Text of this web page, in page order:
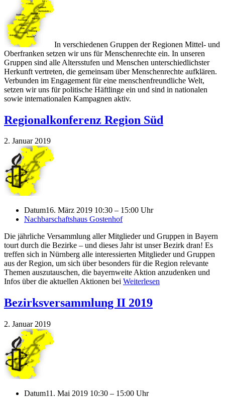
In verschiedenen Gruppen der Regionen Mittel- und
Oberfranken setzen wir uns für Menschenrechte ein. In unseren
Gruppen sind alle Altersstufen und Menschen unterschiedlichster
Herkunft vertreten, die gemeinsam über Menschenrechte aufklären.
Verbunden im Engagement für eine menschenfreundliche Welt,
setzen wir uns für politische Häftlinge ein und sind in nationalen
sowie internationalen Kampagnen aktiv.
Regionalkonferenz Region Süd
2. Januar 2019
Datum16. März 2019 10:30 – 15:00 Uhr
Nachbarschaftshaus Gostenhof
Die jährliche Versammlung aller Mitglieder und Gruppen in Bayern
tourt durch die Bezirke – und dieses Jahr ist unser Bezirk dran! Es
treffen sich in Nürnberg alle interessierten Mitglieder und Gruppen
aus der Region, um sich über besonders für die Region relevante
Themen auszutauschen, die bayernweite Aktion anzudenken und
Infos über die aktuellen Aktionen bei Weiterlesen
Bezirksversammlung II 2019
2. Januar 2019
Datum11. Mai 2019 10:30 – 15:00 Uhr